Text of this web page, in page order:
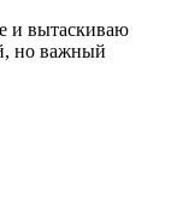
и вытаскиваю
но важный